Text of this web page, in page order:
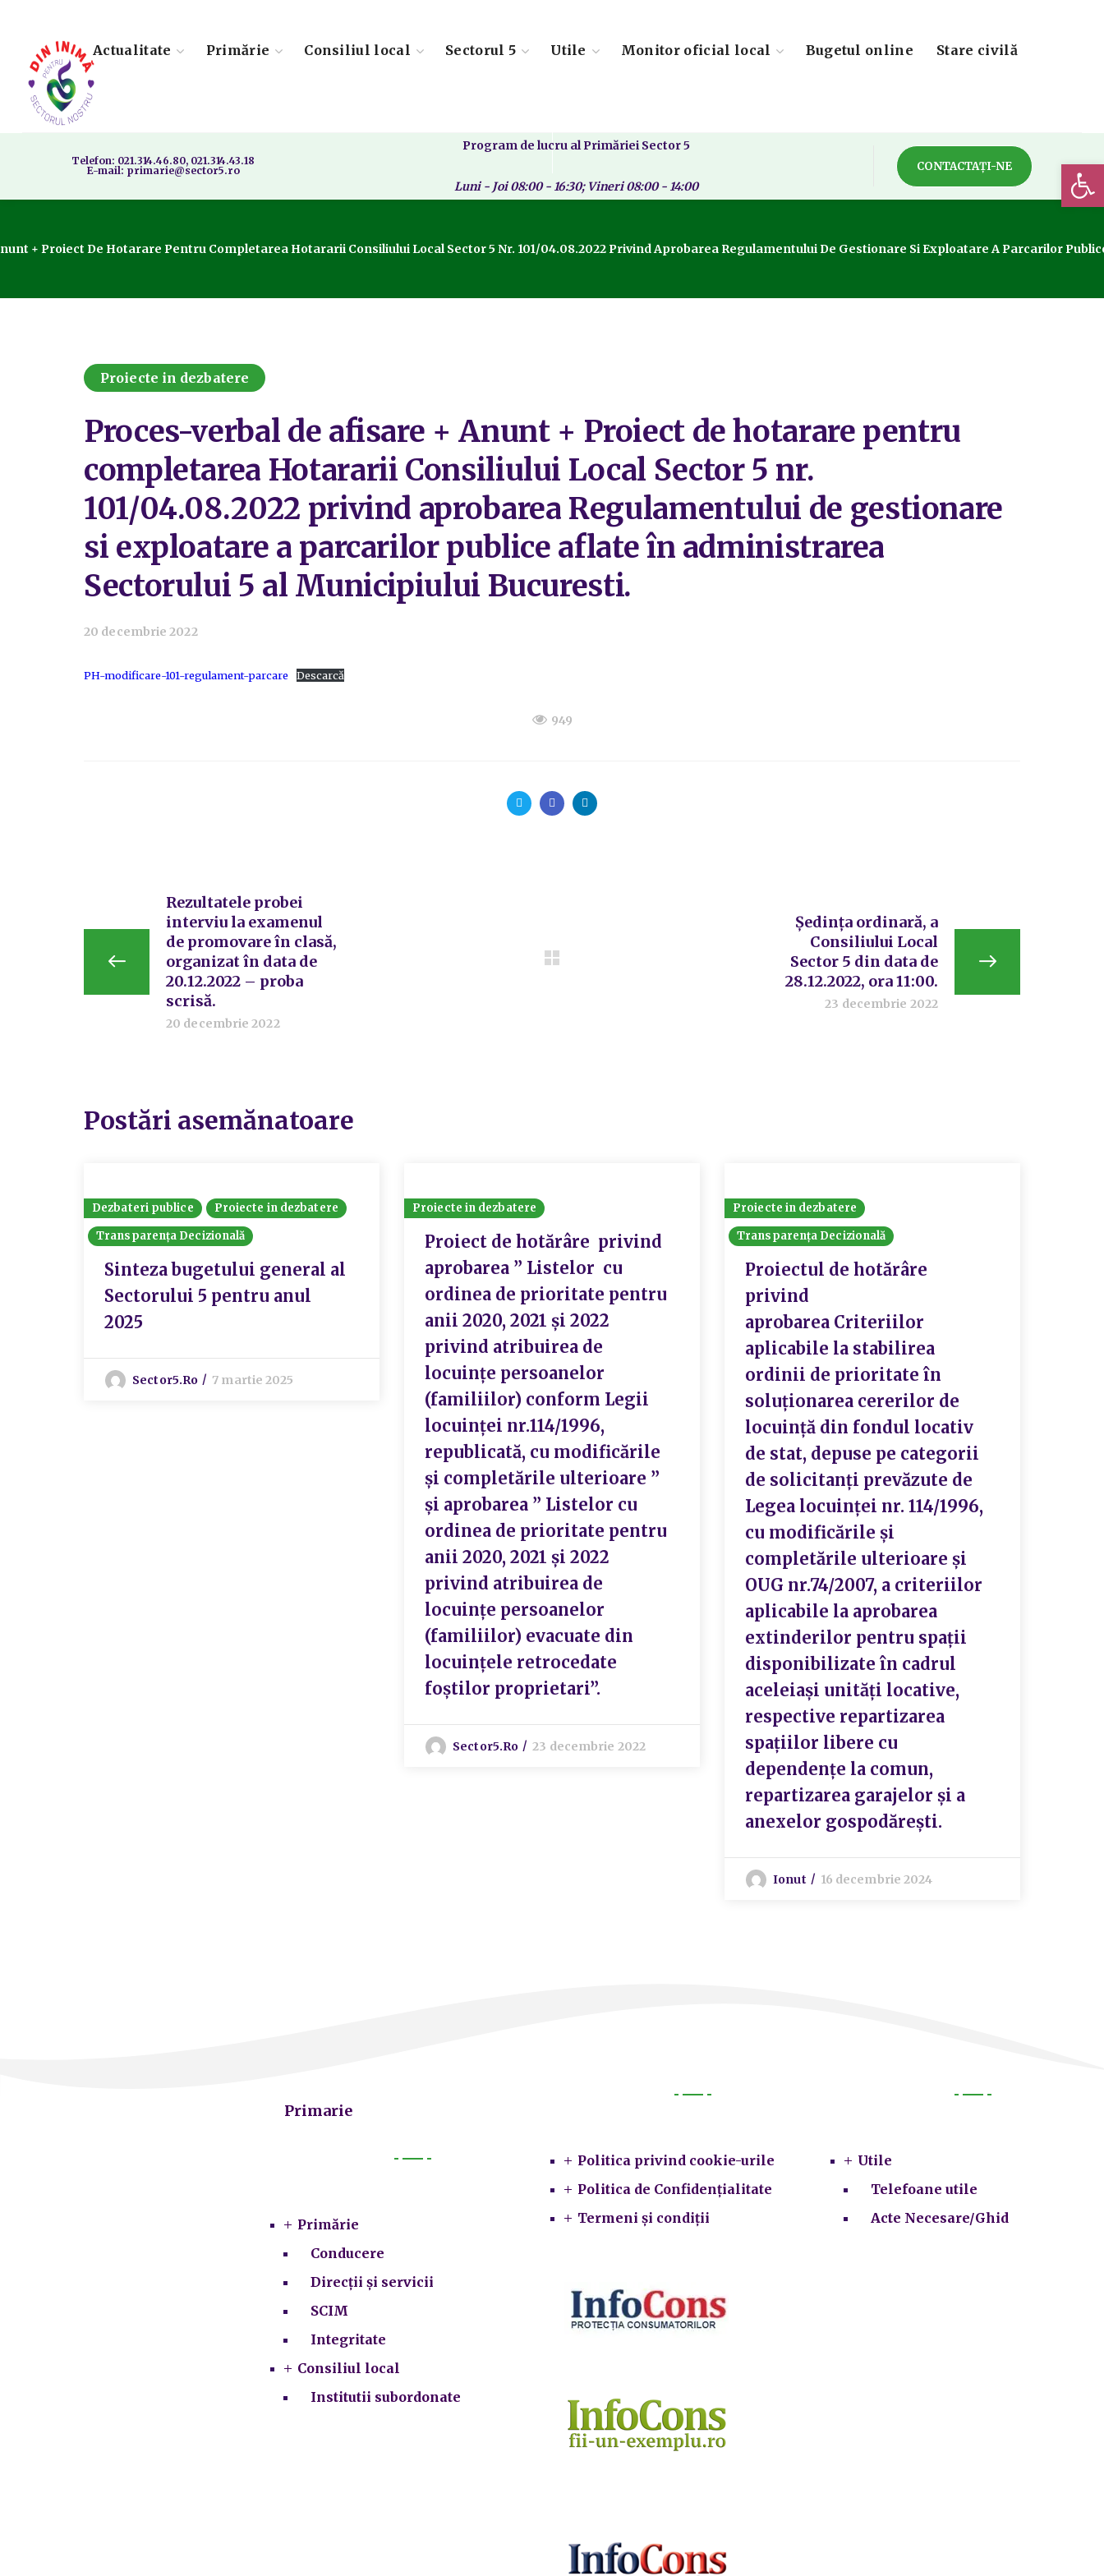
Actualitate Primărie Consiliul local Sectorul 5 Utile Monitor oficial local Bugetul online Stare civilă
Telefon: 021.314.46.80, 021.314.43.18
E-mail: primarie@sector5.ro
Program de lucru al Primăriei Sector 5
Luni - Joi 08:00 - 16:30; Vineri 08:00 - 14:00
CONTACTAȚI-NE
+ Proiect De Hotarare Pentru Completarea Hotararii Consiliului Local Sector 5 Nr. 101/04.08.2022 Privind Aprobarea Regulamentului De Gestionare Si Exploatare A Parcarilor
Proiecte in dezbatere
Proces-verbal de afisare + Anunt + Proiect de hotarare pentru
completarea Hotararii Consiliului Local Sector 5 nr.
101/04.08.2022 privind aprobarea Regulamentului de gestionare
si exploatare a parcarilor publice aflate în administrarea
Sectorului 5 al Municipiului Bucuresti.
20 decembrie 2022
PH-modificare-101-regulament-parcare Descarcă
949
Rezultatele probei
interviu la examenul
de promovare în clasă,
organizat în data de
20.12.2022 – proba
scrisă.
20 decembrie 2022
Ședința ordinară, a
Consiliului Local
Sector 5 din data de
28.12.2022, ora 11:00.
23 decembrie 2022
Postări asemănatoare
Dezbateri publice
Proiecte in dezbatere
Transparența Decizională
Sinteza bugetului general al
Sectorului 5 pentru anul
2025
Sector5.ro 7 martie 2025
Proiecte in dezbatere
Proiect de hotărâre privind
aprobarea ” Listelor cu
ordinea de prioritate pentru
anii 2020, 2021 și 2022
privind atribuirea de
locuințe persoanelor
(familiilor) conform Legii
locuinței nr.114/1996,
republicată, cu modificările
și completările ulterioare ”
și aprobarea ” Listelor cu
ordinea de prioritate pentru
anii 2020, 2021 și 2022
privind atribuirea de
locuințe persoanelor
(familiilor) evacuate din
locuințele retrocedate
foștilor proprietari”.
Sector5.ro 23 decembrie 2022
Proiecte in dezbatere
Transparența Decizională
Proiectul de hotărâre
privind
aprobarea Criteriilor
aplicabile la stabilirea
ordinii de prioritate în
soluționarea cererilor de
locuință din fondul locativ
de stat, depuse pe categorii
de solicitanți prevăzute de
Legea locuinței nr. 114/1996,
cu modificările și
completările ulterioare și
OUG nr.74/2007, a criteriilor
aplicabile la aprobarea
extinderilor pentru spații
disponibilizate în cadrul
aceleiași unități locative,
respective repartizarea
spațiilor libere cu
dependențe la comun,
repartizarea garajelor și a
anexelor gospodărești.
Ionut 16 decembrie 2024
Primarie
Primărie
Conducere
Direcții și servicii
SCIM
Integritate
Consiliul local
Institutii subordonate
Politica privind cookie-urile
Politica de Confidențialitate
Termeni și condiții
Utile
Telefoane utile
Acte Necesare/Ghid